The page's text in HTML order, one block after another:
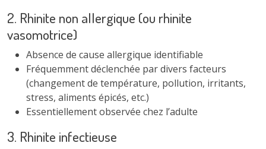
2. Rhinite non allergique (ou rhinite
vasomotrice)
Absence de cause allergique identifiable
Fréquemment déclenchée par divers facteurs
(changement de température, pollution, irritants,
stress, aliments épicés, etc.)
Essentiellement observée chez l’adulte
3. Rhinite infectieuse